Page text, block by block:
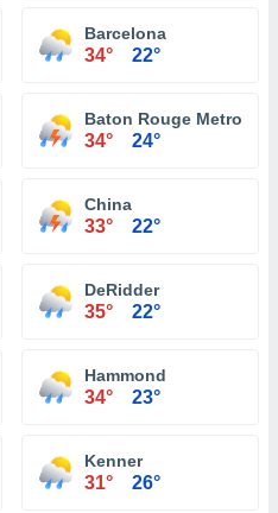
Barcelona
34° 22°
Baton Rouge
34° 24°
China
33° 22°
DeRidder
35° 22°
Hammond
34° 23°
Kenner
31° 26°